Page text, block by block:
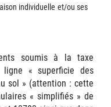
individuelle et/ou ses
soumis à la taxe
ligne « superficie des
sol » (attention : cette
« simplifiés » de